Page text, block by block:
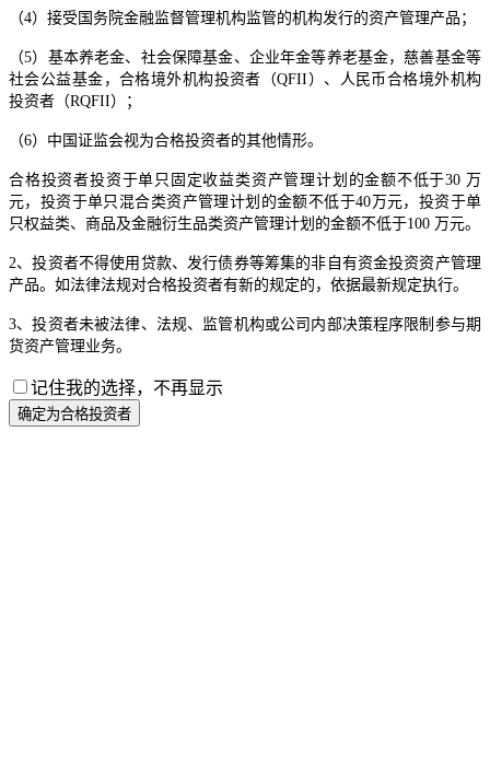
（4）接受国务院金融监督管理机构监管的机构发行的资产管理产品；
（5）基本养老金、社会保障基金、企业年金等养老基金，慈善基金等
社会公益基金，合格境外机构投资者（QFII）、人民币合格境外机构
投资者（RQFII）；
（6）中国证监会视为合格投资者的其他情形。
合格投资者投资于单只固定收益类资产管理计划的金额不低于30 万
元，投资于单只混合类资产管理计划的金额不低于40万元，投资于单
只权益类、商品及金融衍生品类资产管理计划的金额不低于100 万元。
2、投资者不得使用贷款、发行债券等筹集的非自有资金投资资产管理
产品。如法律法规对合格投资者有新的规定的，依据最新规定执行。
3、投资者未被法律、法规、监管机构或公司内部决策程序限制参与期
货资产管理业务。
记住我的选择，不再显示
确定为合格投资者